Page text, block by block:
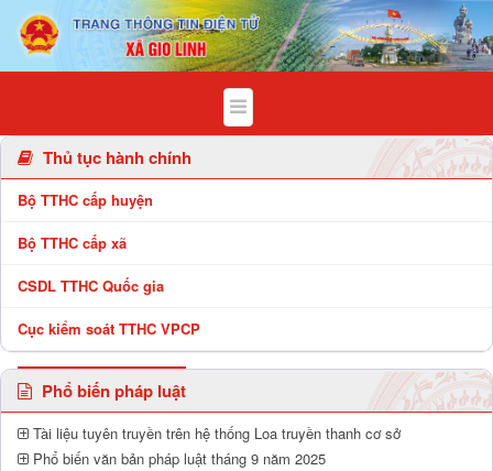
Chi tiết bài viết - Xã Gio Linh
Thủ tục hành chính
Bộ TTHC cấp huyện
Bộ TTHC cấp xã
CSDL TTHC Quốc gia
Cục kiểm soát TTHC VPCP
Phổ biến pháp luật
Tài liệu tuyên truyền trên hệ thống Loa truyền thanh cơ sở
Phổ biến văn bản pháp luật tháng 9 năm 2025